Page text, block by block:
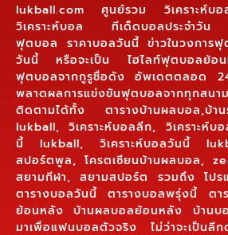
lukball.com ศูนย์รวม วิเคราะห์บ
วิเคราะห์บอล ทีเด็ดบอลประจำวัน
ฟุตบอล ราคาบอลวันนี้ ข่าวในวงการ
วันนี้ หรือจะเป็น ไฮไลท์ฟุตบอลย้อ
ฟุตบอลจากกูรูชื่อดัง อัพเดตตลอด
พลาดผลการแข่งขันฟุตบอลจากทุกสน
ติดตามได้ทั้ง ตารางบ้านผลบอล,บ้
lukball, วิเคราะห์บอลลีก, วิเคราะห์
นี้ lukball, วิเคราะห์บอลวันนี้
สปอร์ตพูล, โครตเซียนบ้านผลบอล,
สยามกีฬา, สยามสปอร์ต รวมถึง โปร
ตารางบอลวันนี้ ตารางบอลพรุ่งนี้ ต
ย้อนหลัง บ้านผลบอลย้อนหลัง บ้านบ
มาเพื่อแฟนบอลตัวจริง ไม่ว่าจะเป็นลี